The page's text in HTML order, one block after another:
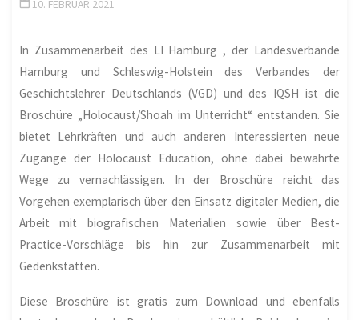
10. FEBRUAR 2021
In Zusammenarbeit des LI Hamburg , der Landesverbände
Hamburg und Schleswig-Holstein des Verbandes der
Geschichtslehrer Deutschlands (VGD) und des IQSH ist die
Broschüre „Holocaust/Shoah im Unterricht“ entstanden. Sie
bietet Lehrkräften und auch anderen Interessierten neue
Zugänge der Holocaust Education, ohne dabei bewährte
Wege zu vernachlässigen. In der Broschüre reicht das
Vorgehen exemplarisch über den Einsatz digitaler Medien, die
Arbeit mit biografischen Materialien sowie über Best-
Practice-Vorschläge bis hin zur Zusammenarbeit mit
Gedenkstätten.
Diese Broschüre ist gratis zum Download und ebenfalls